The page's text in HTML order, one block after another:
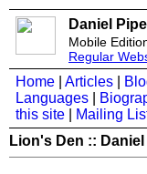
Daniel
Mobile
Regular
Home Articles
Languages
this site
Mailing
Lion's Den ::